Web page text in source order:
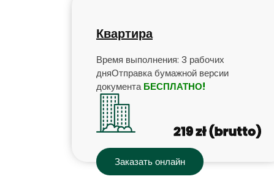
Квартира
Время выполнения: 3 рабочих
дняОтправка бумажной версии
документаБЕСПЛАТНО!
219 zł (brutto)
Заказать онлайн